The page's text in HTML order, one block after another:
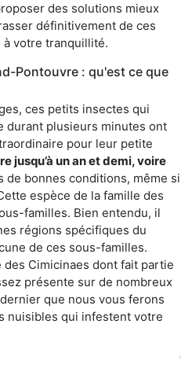
des solutions mieux
définitivement de ces
votre tranquillité.
Pontouvre : qu'est ce que
ces petits insectes qui
durant plusieurs minutes ont
pour leur petite
jusqu’à un an et demi, voire
de bonnes conditions, même si
espèce de la famille des
familles. Bien entendu, il
régions spécifiques du
de ces sous-familles.
Cimicinaes dont fait partie
présente sur de nombreux
que nous vous ferons
nuisibles qui infestent votre